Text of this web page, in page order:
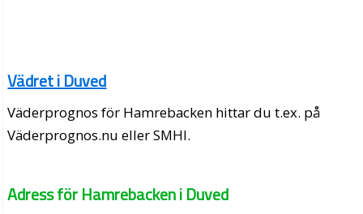
Vädret i Duved
Väderprognos för Hamrebacken hittar du t.ex. på
Väderprognos.nu eller SMHI.
Adress för Hamrebacken i Duved